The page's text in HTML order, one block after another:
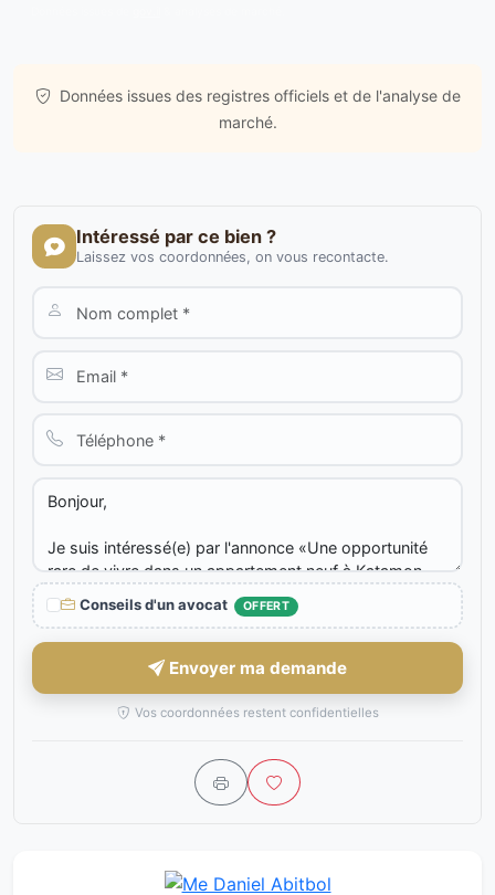
Données issues des registres officiels et de l'analyse de
marché.
Intéressé par ce bien ?
Laissez vos coordonnées, on vous recontacte.
Conseils d'un avocat OFFERT
Envoyer ma demande
Vos coordonnées restent confidentielles